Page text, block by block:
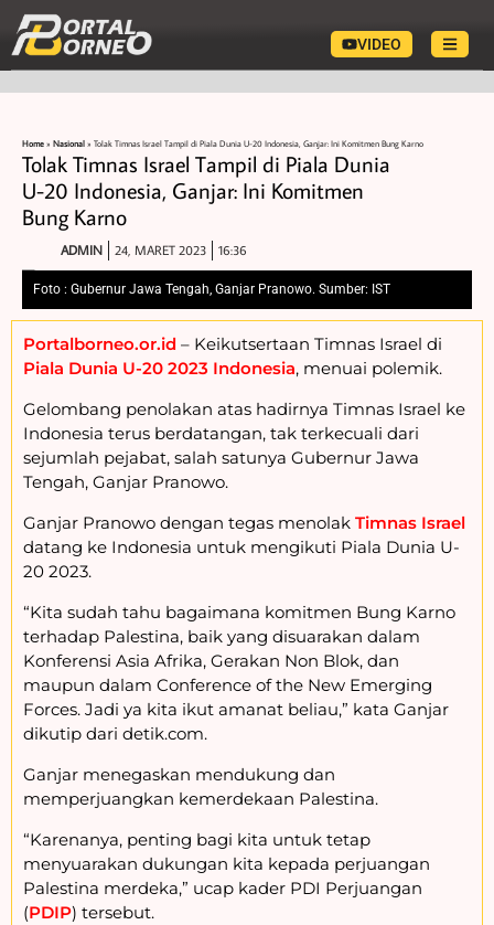
VIDEO
Home » Nasional » Tolak Timnas Israel Tampil di Piala Dunia U-20 Indonesia, Ganjar: Ini Komitmen Bung Karno
Tolak Timnas Israel Tampil di Piala Dunia
U-20 Indonesia, Ganjar: Ini Komitmen
Bung Karno
ADMIN 24, MARET 2023 16:36
Foto : Gubernur Jawa Tengah, Ganjar Pranowo. Sumber: IST
Portalborneo.or.id – Keikutsertaan Timnas Israel di
Piala Dunia U-20 2023 Indonesia, menuai polemik.
Gelombang penolakan atas hadirnya Timnas Israel ke
Indonesia terus berdatangan, tak terkecuali dari
sejumlah pejabat, salah satunya Gubernur Jawa
Tengah, Ganjar Pranowo.
Ganjar Pranowo dengan tegas menolak Timnas Israel
datang ke Indonesia untuk mengikuti Piala Dunia U-
20 2023.
“Kita sudah tahu bagaimana komitmen Bung Karno
terhadap Palestina, baik yang disuarakan dalam
Konferensi Asia Afrika, Gerakan Non Blok, dan
maupun dalam Conference of the New Emerging
Forces. Jadi ya kita ikut amanat beliau,” kata Ganjar
dikutip dari detik.com.
Ganjar menegaskan mendukung dan
memperjuangkan kemerdekaan Palestina.
“Karenanya, penting bagi kita untuk tetap
menyuarakan dukungan kita kepada perjuangan
Palestina merdeka,” ucap kader PDI Perjuangan
(PDIP) tersebut.